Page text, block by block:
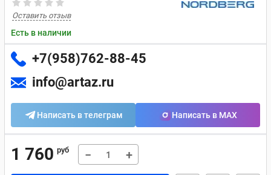
Оставить отзыв
Есть в наличии
+7(958)762-88-45
info@artaz.ru
Написать в телеграм Написать в MAX
1 760 руб − +